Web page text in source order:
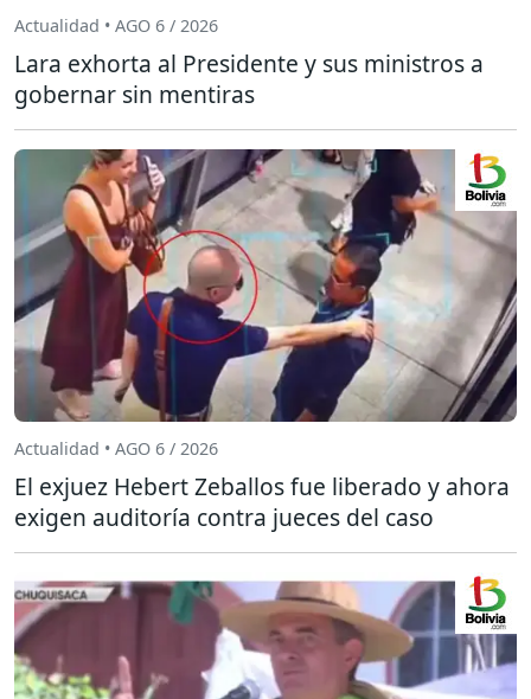
Actualidad • AGO 6 / 2026
Lara exhorta al Presidente y sus ministros a
gobernar sin mentiras
Actualidad • AGO 6 / 2026
El exjuez Hebert Zeballos fue liberado y ahora
exigen auditoría contra jueces del caso